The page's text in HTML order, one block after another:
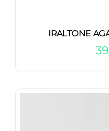
IRALTONE